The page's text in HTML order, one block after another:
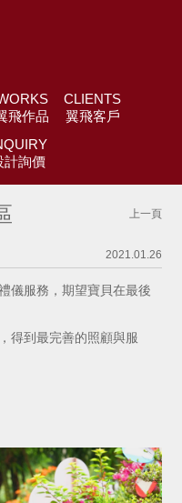
飛作品
CLIENTS
翼飛客戶
計詢價
上一頁
2021.01.26
儀服務，期望寶貝在最後
得到最完善的照顧與服